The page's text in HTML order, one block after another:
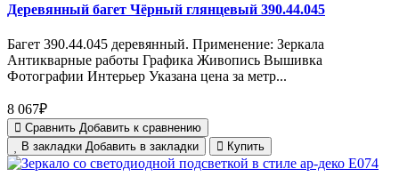
Деревянный багет Чёрный глянцевый 390.44.045
Багет 390.44.045 деревянный. Применение: Зеркала
Антикварные работы Графика Живопись Вышивка
Фотографии Интерьер Указана цена за метр...
8 067₽
Сравнить Добавить к сравнению
В закладки Добавить в закладки Купить